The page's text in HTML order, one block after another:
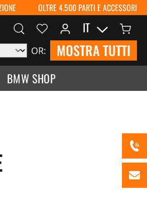
OLTRE 4.500 PARTI E ACCESSORI
OR: MOSTRA TUTTI
IT
BMW SHOP